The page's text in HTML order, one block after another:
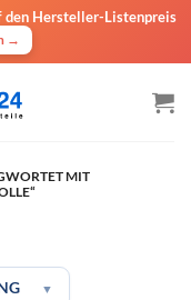
den Hersteller-Listenpreis
→
MIT
▼